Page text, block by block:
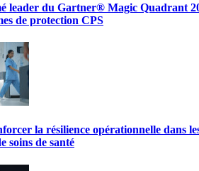
leader du Gartner® Magic Quadrant
de protection CPS
la résilience opérationnelle dans
soins de santé